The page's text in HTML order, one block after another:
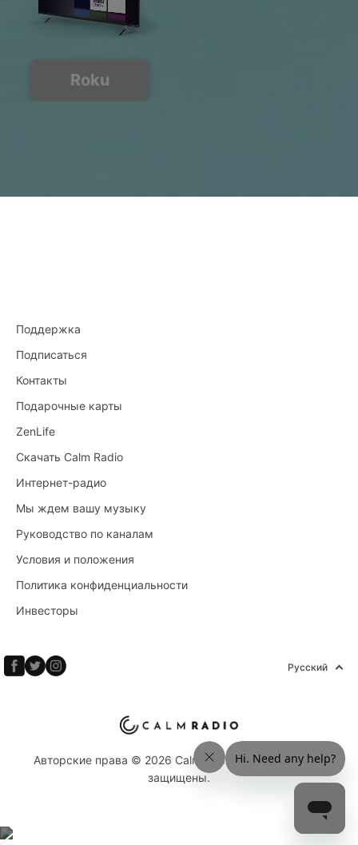
Roku
Поддержка
Подписаться
Контакты
Подарочные карты
ZenLife
Скачать Calm Radio
Интернет-радио
Мы ждем вашу музыку
Руководство по каналам
Условия и положения
Политика конфиденциальности
Инвесторы
Русский
Авторские права © 2026 Calm Radio Corp. Все права
защищены.